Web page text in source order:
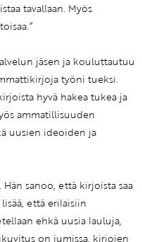
tavallaan. Myös
jäsen ja kouluttautuu
työni tueksi.
hyvä hakea tukea ja
ammatillisuuden
uusien ideoiden ja
sanoo, että kirjoista saa
että erilaisiin
ehkä uusia lauluja,
on jumissa, kirjojen